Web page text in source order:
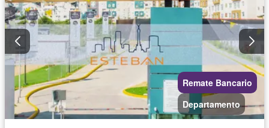
Remate Bancario
Departamento